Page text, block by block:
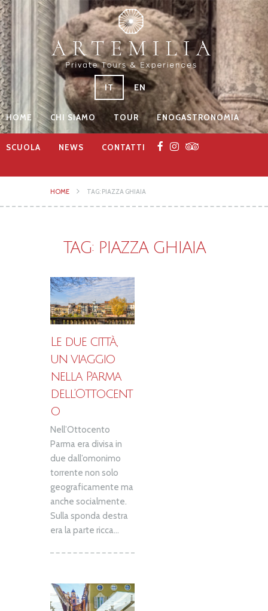
IT EN
HOME CHI SIAMO TOUR ENOGASTRONOMIA
SCUOLA NEWS CONTATTI
HOME TAG: PIAZZA GHIAIA
TAG: PIAZZA GHIAIA
Le due città,
un viaggio
nella Parma
dell’Ottocent
o
Nell’Ottocento
Parma era divisa in
due dall’omonimo
torrente non solo
geograficamente ma
anche socialmente.
Sulla sponda destra
era la parte ricca...